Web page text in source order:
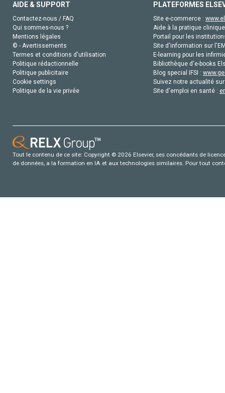
AIDE & SUPPORT
Contactez-nous / FAQ
Qui sommes-nous ?
Mentions légales
© - Avertissements
Termes et conditions d'utilisation
Politique rédactionnelle
Politique publicitaire
Cookie settings
Politique de la vie privée
PLATEFORMES
Site e-commerce :
Aide à la pratique
Portail pour les
Site d'information sur
E-learning pour les
Bibliothèque d'e-books
Blog special IFSI :
Suivez notre actualité
Site d'emploi en santé :
Tout le contenu de ce site: Copyright © 2026 Elsevier, ses concédants de
de données, a la formation en IA et aux technologies similaires. Pour tout